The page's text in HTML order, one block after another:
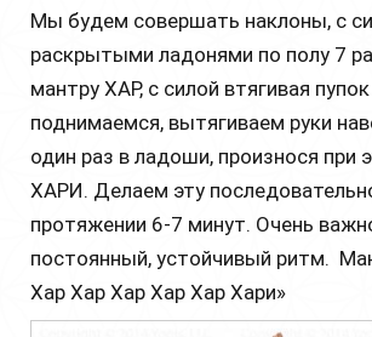
Мы будем совершать наклоны, с
раскрытыми ладонями по полу 7
мантру ХАР, с силой втягивая
поднимаемся, вытягиваем руки
один раз в ладоши, произнося при
ХАРИ. Делаем эту
протяжении 6-7 минут. Очень
постоянный, устойчивый ритм.
Хар Хар Хар Хар Хар Хари»